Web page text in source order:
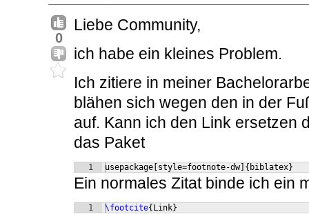
0
Liebe Community,
ich habe ein kleines Problem.
Ich zitiere in meiner
blähen sich wegen den in der
auf. Kann ich den Link ersetzen
das Paket
1 usepackage[style=footnote-dw]{biblatex}
Ein normales Zitat binde ich ein
1 \footcite{ Link}